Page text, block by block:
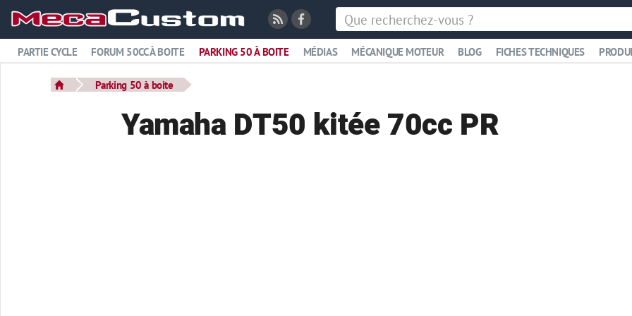
PARTIE CYCLE FORUM 50CC À BOITE PARKING 50 À BOITE MÉDIAS MÉCANIQUE MOTEUR BLOG FICHES TECHNIQUES
Parking 50 à boite
Yamaha DT50 kitée 70cc PR